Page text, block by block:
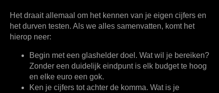
Het draait allemaal om het kennen van je eigen cijfers en
het durven testen. Als we alles samenvatten, komt het
hierop neer:
Begin met een glashelder doel. Wat wil je bereiken?
Zonder een duidelijk eindpunt is elk budget te hoog
en elke euro een gok.
Ken je cijfers tot achter de komma. Wat is je